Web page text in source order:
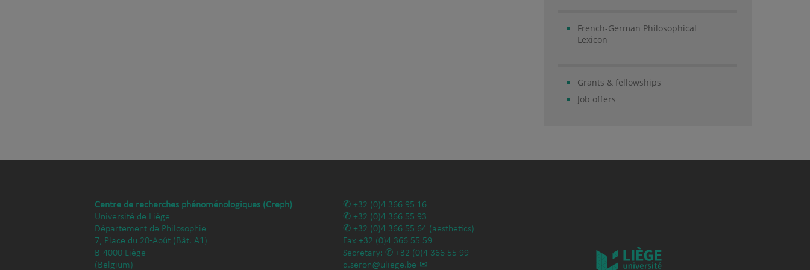
French-German Philosophical
Lexicon
Grants & fellowships
Job offers
Centre de recherches phénoménologiques (Creph)
Université de Liège
Département de Philosophie
7, Place du 20-Août (Bât. A1)
B-4000 Liège
(Belgium)
+32 (0)4 366 95 16
+32 (0)4 366 55 93
+32 (0)4 366 55 64 (aesthetics)
Fax +32 (0)4 366 55 59
Secretary:
+32 (0)4 366 55 99
d.seron@uliege.be